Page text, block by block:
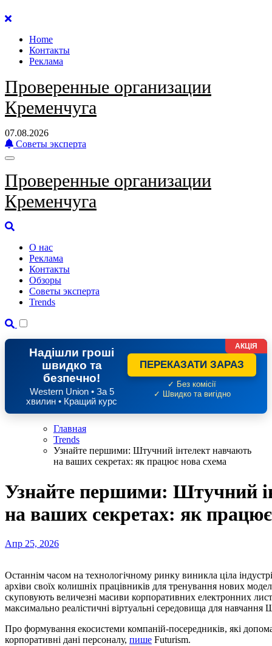
Перейти
содержанию
Home
Контакты
Реклама
Проверенные организации
Кременчуга
07.08.2026
Советы эксперта
Проверенные организации
Кременчуга
О нас
Реклама
Контакты
Обзоры
Советы эксперта
Trends
Надішли гроші
швидко та
безпечно!
Western Union • За 5
хвилин • Кращий курс
ПЕРЕКАЗАТИ ЗАРАЗ
✓ Без комісії
✓ Швидко та вигідно
АКЦІЯ
Главная
Trends
Узнайте першими: Штучний інтелект навчають
на ваших секретах: як працює нова схема
Узнайте першими: Штучний
на ваших секретах: як
Апр 25, 2026
Останнім часом на технологічному ринку виникла ціла індустрія, в якій збанкрутілі компанії розпродають цифрові
архіви своїх колишніх працівників для тренування нових
скуповують величезні масиви корпоративних електронних
максимально реалістичні віртуальні середовища для навчання
Про формування екосистеми компаній-посередників, які
корпоративні дані персоналу, пише Futurism.